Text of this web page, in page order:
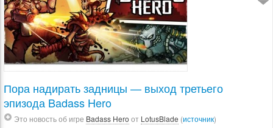
Пора надирать задницы — выход третьего
эпизода Badass Hero
Это новость об игре Badass Hero от LotusBlade (источник)